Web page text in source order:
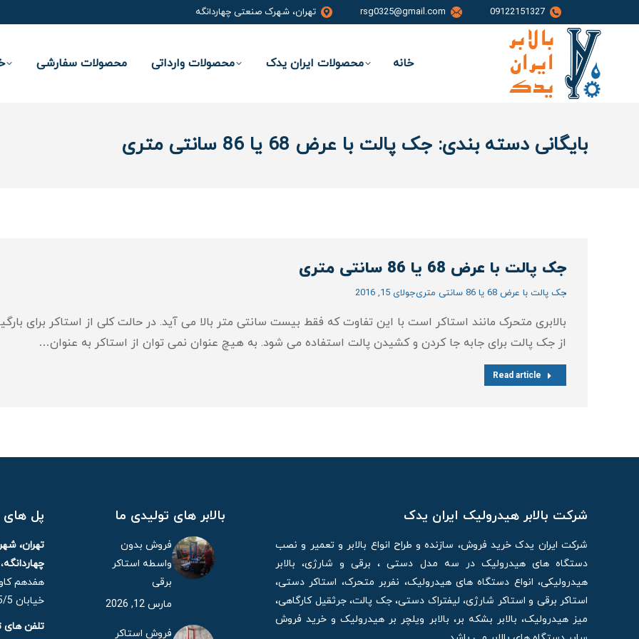
09122151327
rsg0325@gmail.com تهران، شهرک صنعتی چهاردانگه
خانه محصولات ایران یدک محصولات وارداتی محصولات سفارشی
بایگانی دسته بندی: جک پالت با عرض 68 یا 86 سانتی متری
جک پالت با عرض 68 یا 86 سانتی متری
جک پالت با عرض 68 یا 86 سانتی متری جولای 15, 2016
بالابری متحرک مانند استاکر است با این تفاوت که فقط بیست سانتی متر بالا می آید. در حالت کلی از استاکر برای
از جک پالت برای جابه جا کردن و کشیدن پالت استفاده می شود. به هیچ عنوان نمی توان از استاکر به عنوان…
Read article
شرکت بالابر هیدرولیک ایران یدک
شرکت ایران یدک خرید فروش، سازنده و طراح انواع بالابر و تعمیر و نصب
دستگاه های هیدرولیک در سه مدل دستی ، برقی و شارژی، بالابر
هیدرولیکی، انواع دستگاه های هیدرولیک، نفربر متحرک، استاکر دستی،
استاکر برقی و استاکر شارژی، لیفتراک دستی، جک پالت، جرثقیل کارگاهی،
میز هیدرولیک، بالابر بشکه بر، بالابر ویلچر بر هیدرولیک و خرید فروش
بالابر های تولیدی ما
فروش بدون
واسطه استاکر
برقی
مارس 12, 2026
فروش استاکر
پل های
تهران،
چهاردانگه
هفدهم
خیابان 15/5 مهر، پلاک 21
تلفن